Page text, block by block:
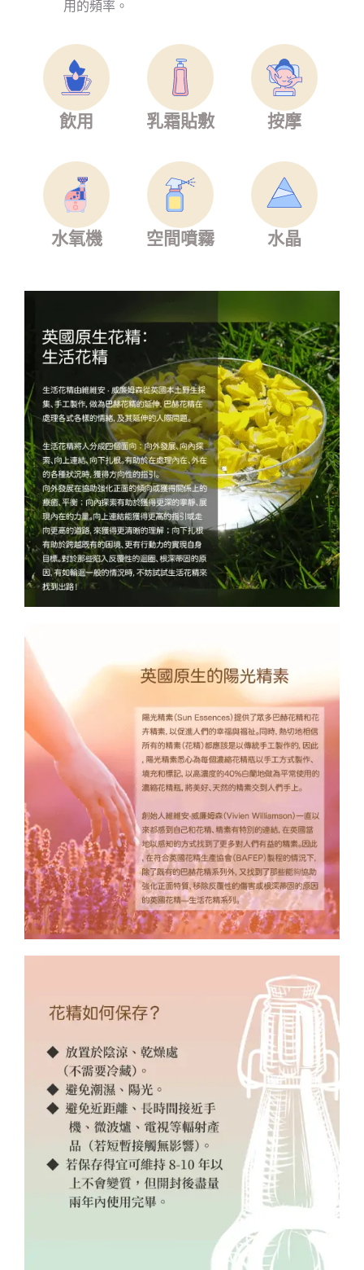
用的頻率。
飲用 乳霜貼敷 按摩
水氧機 空間噴霧 水晶